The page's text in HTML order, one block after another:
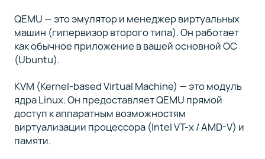
QEMU — это эмулятор и менеджер виртуальных
машин (гипервизор второго типа). Он работает
как обычное приложение в вашей основной ОС
(Ubuntu).
KVM (Kernel-based Virtual Machine) — это модуль
ядра Linux. Он предоставляет QEMU прямой
доступ к аппаратным возможностям
виртуализации процессора (Intel VT-x / AMD-V) и
памяти.